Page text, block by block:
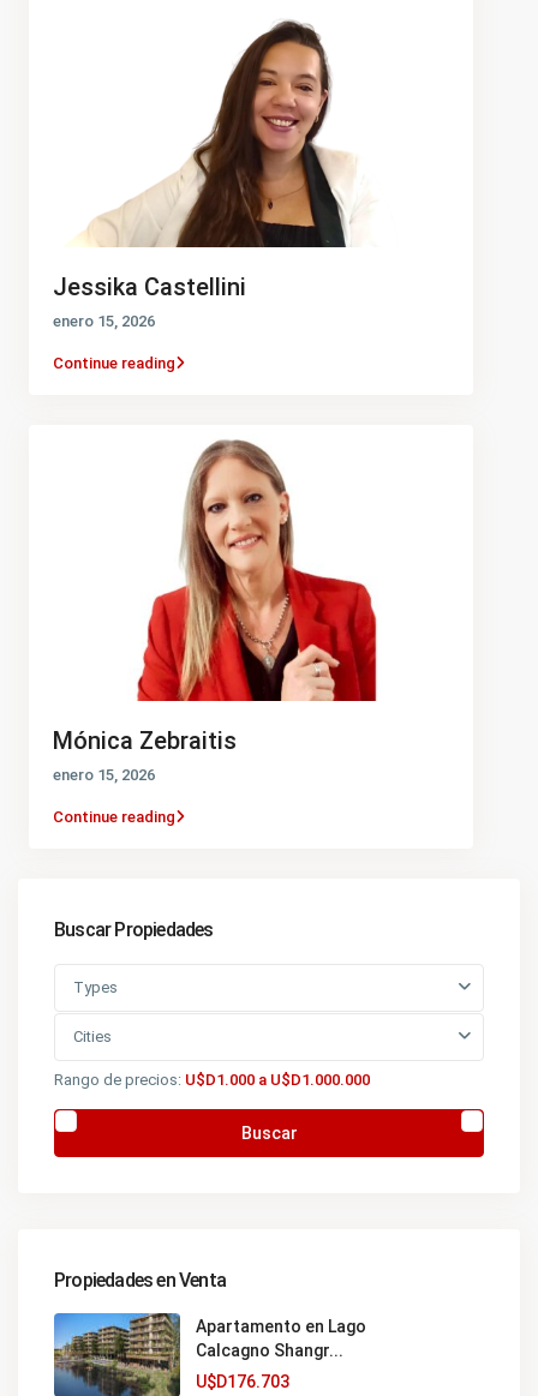
Jessika Castellini
enero 15, 2026
Continue reading
Mónica Zebraitis
enero 15, 2026
Continue reading
Buscar Propiedades
Types
Cities
Rango de precios: U$D1.000 a U$D1.000.000
Buscar
Propiedades en Venta
Apartamento en Lago
Calcagno Shangr...
U$D176.703